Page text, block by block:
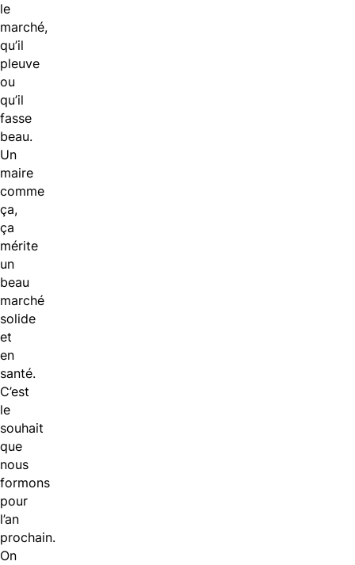
le
marché,
qu’il
pleuve
ou
qu’il
fasse
beau.
Un
maire
comme
ça,
ça
mérite
un
beau
marché
solide
et
en
santé.
C’est
le
souhait
que
nous
formons
pour
l’an
prochain.
On